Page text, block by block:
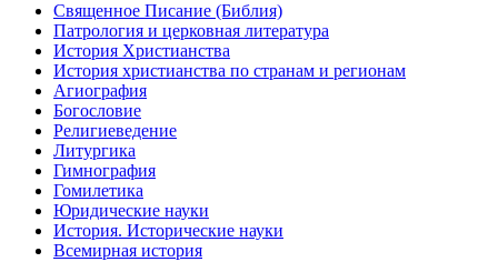
Священное Писание (Библия)
Патрология и церковная литература
История Христианства
История христианства по странам и регионам
Агиография
Богословие
Религиеведение
Литургика
Гимнография
Гомилетика
Юридические науки
История. Исторические науки
Всемирная история